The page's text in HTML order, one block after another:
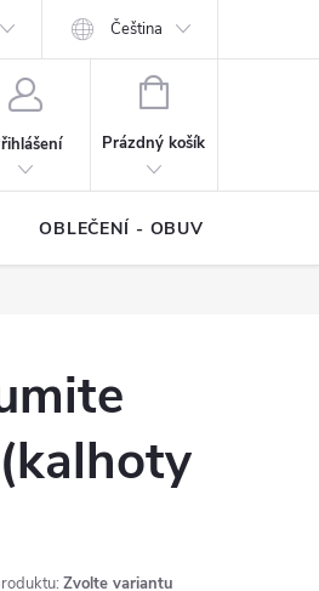
DAT Moje objednávka
Čeština
NÁKUPNÍ
Prázdný košík
OBLEČENÍ - OBUV
Zvolte variantu